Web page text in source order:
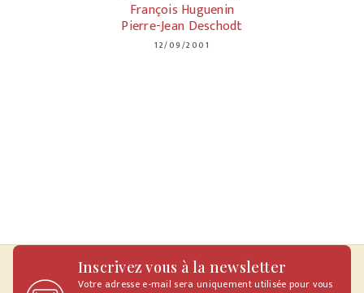
François Huguenin
Pierre-Jean Deschodt
12/09/2001
Inscrivez vous à la newsletter
Votre adresse e-mail sera uniquement utilisée pour vous